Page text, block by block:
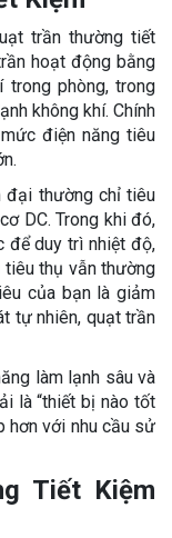
trần thường tiết
hoạt động bằng
phòng, trong
không khí. Chính
điện năng tiêu
đại thường chỉ tiêu
DC. Trong khi đó,
để duy trì nhiệt độ,
tiêu thụ vẫn thường
của bạn là giảm
tự nhiên, quạt trần
làm lạnh sâu và
là “thiết bị nào tốt
hơn với nhu cầu sử
Tiết Kiệm